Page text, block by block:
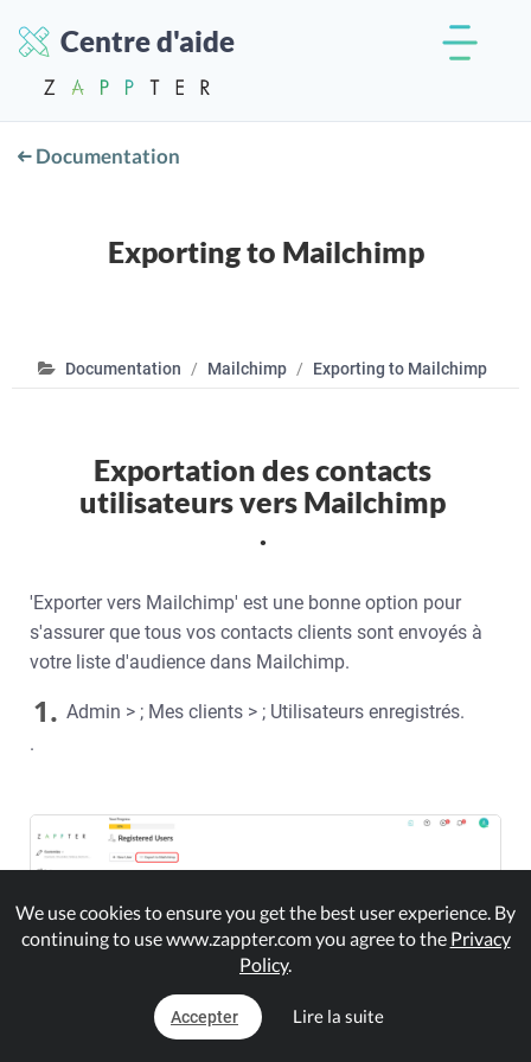
Centre d'aide
Documentation
Exporting to Mailchimp
Documentation Mailchimp Exporting to Mailchimp
Exportation des contacts
utilisateurs vers Mailchimp
.
'Exporter vers Mailchimp' est une bonne option pour
s'assurer que tous vos contacts clients sont envoyés à
votre liste d'audience dans Mailchimp.
1. Admin > ; Mes clients > ; Utilisateurs enregistrés.
.
We use cookies to ensure you get the best user experience. By
continuing to use www.zappter.com you agree to the Privacy
Policy.
Accepter Lire la suite